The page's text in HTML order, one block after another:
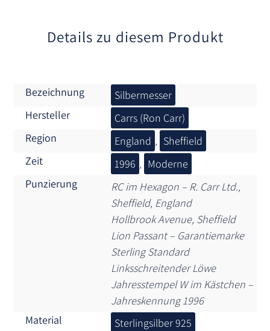
Details zu diesem Produkt
Bezeichnung
Silbermesser
Hersteller
Carrs (Ron Carr)
Region
England , Sheffield
Zeit
1996 , Moderne
Punzierung
RC im Hexagon – R. Carr Ltd.,
Sheffield, England
Hollbrook Avenue, Sheffield
Lion Passant – Garantiemarke
Sterling Standard
Linksschreitender Löwe
Jahresstempel W im Kästchen –
Jahreskennung 1996
Material
Sterlingsilber 925